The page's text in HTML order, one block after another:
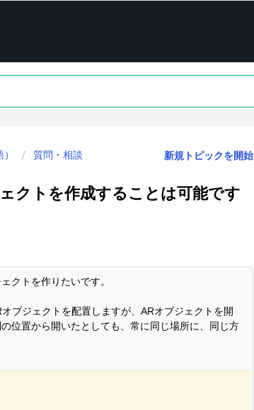
新規トピックを開始
質問・相談
クトを作成することは可能です
クトを作りたいです。
ブジェクトを配置しますが、ARオブジェクトを開
位置から開いたとしても、常に同じ場所に、同じ方